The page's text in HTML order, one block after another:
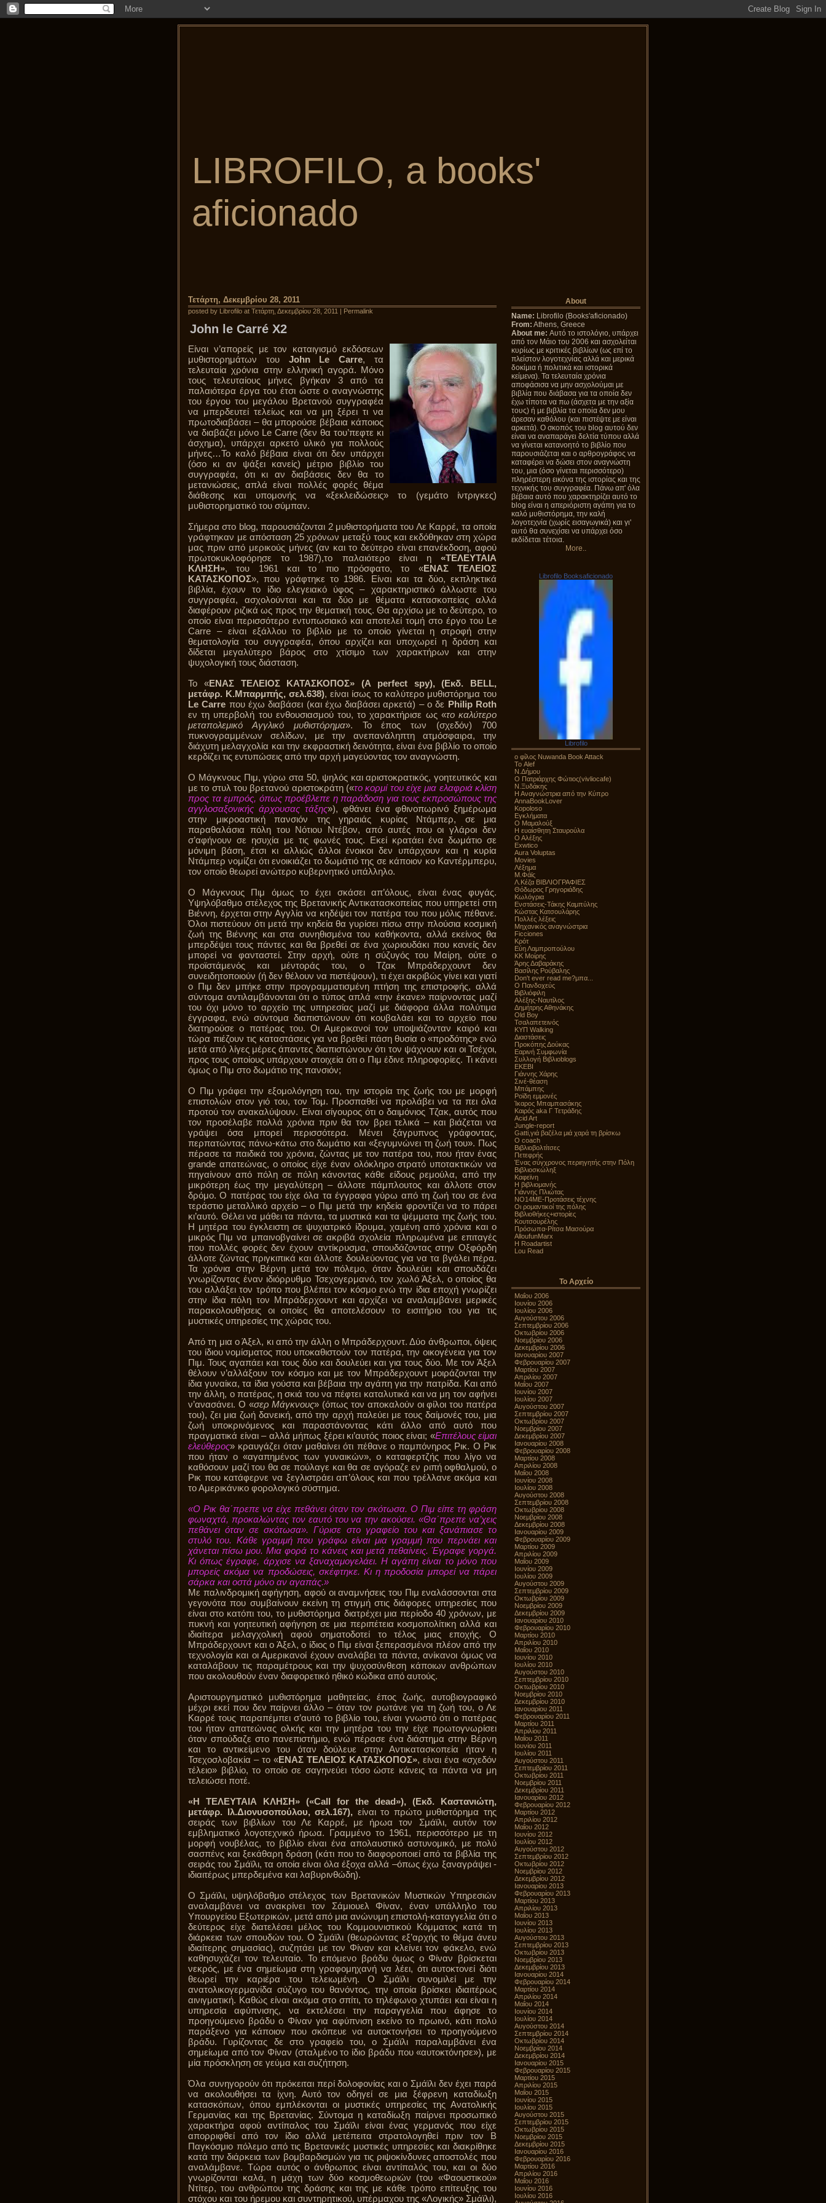
LIBROFILO, a books'
aficionado
About
Name: Librofilo (Books'aficionado)
From: Athens, Greece
About me: Αυτό το ιστολόγιο, υπάρχει
από τον Μάιο του 2006 και ασχολείται
κυρίως με κριτικές βιβλίων (ως επί το
πλείστον λογοτεχνίας αλλά και μερικά
δοκίμια ή πολιτικά και ιστορικά
κείμενα). Τα τελευταία χρόνια
αποφάσισα να μην ασχολούμαι με
βιβλία που διάβασα για τα οποία δεν
έχω τίποτα να πω (άσχετα με την αξία
τους) ή με βιβλία τα οποία δεν μου
άρεσαν καθόλου (και πιστέψτε με είναι
αρκετά). Ο σκοπός του blog αυτού δεν
είναι να αναπαράγει δελτία τύπου αλλά
να γίνεται κατανοητό το βιβλίο που
παρουσιάζεται και ο αρθρογράφος να
καταφέρει να δώσει στον αναγνώστη
του, μια (όσο γίνεται περισσότερο)
πληρέστερη εικόνα της ιστορίας και της
τεχνικής του συγγραφέα. Πάνω απ' όλα
βέβαια αυτό που χαρακτηρίζει αυτό το
blog είναι η απεριόριστη αγάπη για το
καλό μυθιστόρημα, την καλή
λογοτεχνία (χωρίς εισαγωγικά) και γι'
αυτό θα συνεχίσει να υπάρχει όσο
εκδίδεται τέτοια.
More..
Librofilo Booksaficionado
Librofilo
ο φίλος Nuwanda Book Attack
Το Alef
Ν.Δήμου
Ο Πατριάρχης Φώτιος(vivliocafe)
Ν.Ξυδάκης
Η Αναγνώστρια από την Κύπρο
AnnaBookLover
Kopoloso
Εγκλήματα
Ο Μαμαλούξ
Η ευαίσθητη Σταυρούλα
Ο Αλέξης
Exwtico
Aura Voluptas
Movies
Λέξημα
Μ.Φάϊς
Λ.Κέζα ΒΙΒΛΙΟΓΡΑΦΙΕΣ
Θόδωρος Γρηγοριάδης
Κωλόγρια
Ενστάσεις-Τάκης Καμπύλης
Κώστας Κατσουλάρης
Πολλές λέξεις
Μηχανικός αναγνώστρια
Ficciones
Κρότ
Εύη Λαμπροπούλου
ΚΚ Μοίρης
Άρης Δαβαράκης
Βασίλης Ρούβαλης
Don't ever read me?μπα...
Ο Πανδοχεύς
Βιβλιόφιλη
Αλέξης-Ναυτίλος
Δημήτρης Αθηνάκης
Old Boy
Τσαλαπετεινός
ΚΥΠ Walking
Διαστάσεις
Προκόπης Δούκας
Εαρινή Συμφωνία
Συλλογή Βιβλιοblogs
ΕΚΕΒΙ
Γιάννης Χάρης
Σινέ-θέαση
Μπάμπης
Ροϊδη εμμονές
Ίκαρος Μπαμπασάκης
Καιρός aka Γ Τετράδης
Acid Art
Jungle-report
Gatti,γιά βαζέλα μιά χαρά τη βρίσκω
Ο coach
Βιβλιοβολτίτσες
Πετεφρής
Ένας σύγχρονος περιηγητής στην Πόλη
Βιβλιοσκώληξ
Καφεϊνη
Η βιβλιομανής
Γιάννης Πλιώτας
NO14ME-Προτάσεις τέχνης
Οι ρομαντικοί της πόλης
Βιβλιοθήκες+ιστορίες
Κουτσουρέλης
Πρόσωπα-Ρίτσα Μασούρα
AlloufunMarx
Η Roadartist
Lou Read
Το Αρχείο
Μαΐου 2006
Ιουνίου 2006
Ιουλίου 2006
Αυγούστου 2006
Σεπτεμβρίου 2006
Οκτωβρίου 2006
Νοεμβρίου 2006
Δεκεμβρίου 2006
Ιανουαρίου 2007
Φεβρουαρίου 2007
Μαρτίου 2007
Απριλίου 2007
Μαΐου 2007
Ιουνίου 2007
Ιουλίου 2007
Αυγούστου 2007
Σεπτεμβρίου 2007
Οκτωβρίου 2007
Νοεμβρίου 2007
Δεκεμβρίου 2007
Ιανουαρίου 2008
Φεβρουαρίου 2008
Μαρτίου 2008
Απριλίου 2008
Μαΐου 2008
Ιουνίου 2008
Ιουλίου 2008
Αυγούστου 2008
Σεπτεμβρίου 2008
Οκτωβρίου 2008
Νοεμβρίου 2008
Δεκεμβρίου 2008
Ιανουαρίου 2009
Φεβρουαρίου 2009
Μαρτίου 2009
Απριλίου 2009
Μαΐου 2009
Ιουνίου 2009
Ιουλίου 2009
Αυγούστου 2009
Σεπτεμβρίου 2009
Οκτωβρίου 2009
Νοεμβρίου 2009
Δεκεμβρίου 2009
Ιανουαρίου 2010
Φεβρουαρίου 2010
Μαρτίου 2010
Απριλίου 2010
Μαΐου 2010
Ιουνίου 2010
Ιουλίου 2010
Αυγούστου 2010
Σεπτεμβρίου 2010
Οκτωβρίου 2010
Νοεμβρίου 2010
Δεκεμβρίου 2010
Ιανουαρίου 2011
Φεβρουαρίου 2011
Μαρτίου 2011
Απριλίου 2011
Μαΐου 2011
Ιουνίου 2011
Ιουλίου 2011
Αυγούστου 2011
Σεπτεμβρίου 2011
Οκτωβρίου 2011
Νοεμβρίου 2011
Δεκεμβρίου 2011
Ιανουαρίου 2012
Φεβρουαρίου 2012
Μαρτίου 2012
Απριλίου 2012
Μαΐου 2012
Ιουνίου 2012
Ιουλίου 2012
Αυγούστου 2012
Σεπτεμβρίου 2012
Οκτωβρίου 2012
Νοεμβρίου 2012
Δεκεμβρίου 2012
Ιανουαρίου 2013
Φεβρουαρίου 2013
Μαρτίου 2013
Απριλίου 2013
Μαΐου 2013
Ιουνίου 2013
Ιουλίου 2013
Αυγούστου 2013
Σεπτεμβρίου 2013
Οκτωβρίου 2013
Νοεμβρίου 2013
Δεκεμβρίου 2013
Ιανουαρίου 2014
Φεβρουαρίου 2014
Μαρτίου 2014
Απριλίου 2014
Μαΐου 2014
Ιουνίου 2014
Ιουλίου 2014
Αυγούστου 2014
Σεπτεμβρίου 2014
Οκτωβρίου 2014
Νοεμβρίου 2014
Δεκεμβρίου 2014
Ιανουαρίου 2015
Φεβρουαρίου 2015
Μαρτίου 2015
Απριλίου 2015
Μαΐου 2015
Ιουνίου 2015
Ιουλίου 2015
Αυγούστου 2015
Σεπτεμβρίου 2015
Οκτωβρίου 2015
Νοεμβρίου 2015
Δεκεμβρίου 2015
Ιανουαρίου 2016
Φεβρουαρίου 2016
Μαρτίου 2016
Απριλίου 2016
Μαΐου 2016
Ιουνίου 2016
Ιουλίου 2016
Τετάρτη, Δεκεμβρίου 28, 2011
posted by Librofilo at Τετάρτη, Δεκεμβρίου 28, 2011 | Permalink
John le Carré X2
Είναι ν’απορείς με τον καταιγισμό εκδόσεων
μυθιστορημάτων του John Le Carre, τα
τελευταία χρόνια στην ελληνική αγορά. Μόνο
τους τελευταίους μήνες βγήκαν 3 από τα
παλαιότερα έργα του έτσι ώστε ο αναγνώστης
του έργου του μεγάλου Βρετανού συγγραφέα
να μπερδευτεί τελείως και να μη ξέρει τι να
πρωτοδιαβάσει – θα μπορούσε βέβαια κάποιος
να διαβάζει μόνο Le Carre (δεν θα του’πεφτε κι
άσχημα), υπάρχει αρκετό υλικό για πολλούς
μήνες…Το καλό βέβαια είναι ότι δεν υπάρχει
(όσο κι αν ψάξει κανείς) μέτριο βιβλίο του
συγγραφέα, ότι κι αν διαβάσεις δεν θα το
μετανιώσεις, απλά είναι πολλές φορές θέμα
διάθεσης και υπομονής να «ξεκλειδώσεις» το (γεμάτο ίντριγκες)
μυθιστορηματικό του σύμπαν.
Σήμερα στο blog, παρουσιάζονται 2 μυθιστορήματα του Λε Καρρέ, τα οποία
γράφτηκαν με απόσταση 25 χρόνων μεταξύ τους και εκδόθηκαν στη χώρα
μας πριν από μερικούς μήνες (αν και το δεύτερο είναι επανέκδοση, αφού
πρωτοκυκλοφόρησε το 1987),το παλαιότερο είναι η «ΤΕΛΕΥΤΑΙΑ
ΚΛΗΣΗ», του 1961 και το πιο πρόσφατο, το «ΕΝΑΣ ΤΕΛΕΙΟΣ
ΚΑΤΑΣΚΟΠΟΣ», που γράφτηκε το 1986. Είναι και τα δύο, εκπληκτικά
βιβλία, έχουν το ίδιο ελεγειακό ύφος – χαρακτηριστικό άλλωστε του
συγγραφέα, ασχολούνται και τα δύο με θέματα κατασκοπείας αλλά
διαφέρουν ριζικά ως προς την θεματική τους. Θα αρχίσω με το δεύτερο, το
οποίο είναι περισσότερο εντυπωσιακό και αποτελεί τομή στο έργο του Le
Carre – είναι εξάλλου το βιβλίο με το οποίο γίνεται η στροφή στην
θεματολογία του συγγραφέα, όπου αρχίζει και υποχωρεί η δράση και
δίδεται μεγαλύτερο βάρος στο χτίσιμο των χαρακτήρων και στην
ψυχολογική τους διάσταση.
Το «ΕΝΑΣ ΤΕΛΕΙΟΣ ΚΑΤΑΣΚΟΠΟΣ» (A perfect spy), (Εκδ. BELL,
μετάφρ. Κ.Μπαρμπής, σελ.638), είναι ίσως το καλύτερο μυθιστόρημα του
Le Carre που έχω διαβάσει (και έχω διαβάσει αρκετά) – ο δε Philip Roth
εν τη υπερβολή του ενθουσιασμού του, το χαρακτήρισε ως «το καλύτερο
μεταπολεμικό Αγγλικό μυθιστόρημα». Το έπος των (σχεδόν) 700
πυκνογραμμένων σελίδων, με την ανεπανάληπτη ατμόσφαιρα, την
διάχυτη μελαγχολία και την εκφραστική δεινότητα, είναι ένα βιβλίο το οποίο
κερδίζει τις εντυπώσεις από την αρχή μαγεύοντας τον αναγνώστη.
Ο Μάγκνους Πιμ, γύρω στα 50, ψηλός και αριστοκρατικός, γοητευτικός και
με το στυλ του βρετανού αριστοκράτη («το κορμί του είχε μια ελαφριά κλίση
προς τα εμπρός, όπως προέβλεπε η παράδοση για τους εκπροσώπους της
αγγλοσαξονικής άρχουσας τάξης»), φθάνει ένα φθινοπωρινό ξημέρωμα
στην μικροαστική πανσιόν της γηραιάς κυρίας Ντάμπερ, σε μια
παραθαλάσια πόλη του Νότιου Ντέβον, από αυτές που οι γλάροι δεν
σ’αφήνουν σε ησυχία με τις φωνές τους. Εκεί κρατάει ένα δωμάτιο σε
μόνιμη βάση, έτσι κι αλλιώς άλλοι ένοικοι δεν υπάρχουν και η κυρία
Ντάμπερ νομίζει ότι ενοικιάζει το δωμάτιό της σε κάποιον κο Καντέρμπερυ,
τον οποίο θεωρεί ανώτερο κυβερνητικό υπάλληλο.
Ο Μάγκνους Πιμ όμως το έχει σκάσει απ’όλους, είναι ένας φυγάς.
Υψηλόβαθμο στέλεχος της Βρετανικής Αντικατασκοπείας που υπηρετεί στη
Βιέννη, έρχεται στην Αγγλία να κηδέψει τον πατέρα του που μόλις πέθανε.
Όλοι πιστεύουν ότι μετά την κηδεία θα γυρίσει πίσω στην πλούσια κοσμική
ζωή της Βιέννης και στα συνηθισμένα του καθήκοντα, αλλά εκείνος θα
μπερδέψει τους πάντες και θα βρεθεί σε ένα χωριουδάκι που κανείς δεν
μπορεί να φανταστεί. Στην αρχή, ούτε η σύζυγός του Μαίρη, ούτε ο
προϊστάμενός και μέντοράς του, ο Τζακ Μπράδερχουντ δεν
συνειδητοποιούν (ή δεν θέλουν να πιστέψουν), τι έχει ακριβώς γίνει και γιατί
ο Πιμ δεν μπήκε στην προγραμματισμένη πτήση της επιστροφής, αλλά
σύντομα αντιλαμβάνονται ότι ο τύπος απλά «την έκανε» παίρνοντας μαζί
του όχι μόνο το αρχείο της υπηρεσίας μαζί με διάφορα άλλα πολύτιμα
έγγραφα, ενώ σύντομα διαπιστώνουν ότι κουβαλάει και το αρχείο που
διατηρούσε ο πατέρας του. Οι Αμερικανοί τον υποψιάζονταν καιρό και
τώρα πιέζουν τις καταστάσεις για να βρεθεί πάση θυσία ο «προδότης» ενώ
μετά από λίγες μέρες άπαντες διαπιστώνουν ότι τον ψάχνουν και οι Τσέχοι,
προς τους οποίους υπάρχουν στοιχεία ότι ο Πιμ έδινε πληροφορίες. Τι κάνει
όμως ο Πιμ στο δωμάτιο της πανσιόν;
Ο Πιμ γράφει την εξομολόγηση του, την ιστορία της ζωής του με μορφή
επιστολών στον γιό του, τον Τομ. Προσπαθεί να προλάβει να τα πει όλα
προτού τον ανακαλύψουν. Είναι σίγουρος ότι ο δαιμόνιος Τζακ, αυτός που
τον προσέλαβε πολλά χρόνια πριν θα τον βρει τελικά – και βιάζεται να
γράψει όσα μπορεί περισσότερα. Μένει ξάγρυπνος γράφοντας,
περπατώντας πάνω-κάτω στο δωμάτιο και «ξεγυμνώνει τη ζωή του». Πως
πέρασε τα παιδικά του χρόνια, ζώντας με τον πατέρα του, που ήταν ένας
grande απατεώνας, ο οποίος είχε έναν ολόκληρο στρατό υποτακτικών να
πηγαίνουν από πόλη σε πόλη κάνοντας κάθε είδους ρεμούλα, από την
μικρότερη έως την μεγαλύτερη – άλλοτε πάμπλουτος και άλλοτε στον
δρόμο. Ο πατέρας του είχε όλα τα έγγραφα γύρω από τη ζωή του σε ένα
τεράστιο μεταλλικό αρχείο – ο Πιμ μετά την κηδεία φροντίζει να το πάρει
κι’αυτό. Θέλει να μάθει τα πάντα, τα μυστικά και τα ψέμματα της ζωής του.
Η μητέρα του έγκλειστη σε ψυχιατρικό ίδρυμα, χαμένη από χρόνια και ο
μικρός Πιμ να μπαινοβγαίνει σε ακριβά σχολεία πληρωμένα με επιταγές
που πολλές φορές δεν έχουν αντίκρυσμα, σπουδάζοντας στην Οξφόρδη
άλλοτε ζώντας πριγκιπικά και άλλοτε δουλεύοντας για να τα βγάλει πέρα.
Τα χρόνια στην Βέρνη μετά τον πόλεμο, όταν δουλεύει και σπουδάζει
γνωρίζοντας έναν ιδιόρρυθμο Τσεχογερμανό, τον χωλό Άξελ, ο οποίος θα
του αλλάξει τον τρόπο που βλέπει τον κόσμο ενώ την ίδια εποχή γνωρίζει
στην ίδια πόλη τον Μπράδερχουντ και αρχίζει να αναλαμβάνει μερικές
παρακολουθήσεις οι οποίες θα αποτελέσουν το εισιτήριο του για τις
μυστικές υπηρεσίες της χώρας του.
Από τη μια ο Άξελ, κι από την άλλη ο Μπράδερχουντ. Δύο άνθρωποι, όψεις
του ίδιου νομίσματος που υποκαθιστούν τον πατέρα, την οικογένεια για τον
Πιμ. Τους αγαπάει και τους δύο και δουλεύει και για τους δύο. Με τον Άξελ
θέλουν ν’αλλάξουν τον κόσμο και με τον Μπράδερχουντ μοιράζονται την
ίδια γυναίκα, τα ίδια γούστα και βέβαια την αγάπη για την πατρίδα. Και από
την άλλη, ο πατέρας, η σκιά του να πέφτει καταλυτικά και να μη τον αφήνει
ν’ανασάνει. Ο «σερ Μάγκνους» (όπως τον αποκαλούν οι φίλοι του πατέρα
του), ζει μια ζωή δανεική, από την αρχή παλεύει με τους δαίμονές του, μια
ζωή υποκρινόμενος και παραστάνοντας κάτι άλλο από αυτό που
πραγματικά είναι – αλλά μήπως ξέρει κι’αυτός ποιος είναι; «Επιτέλους είμαι
ελεύθερος» κραυγάζει όταν μαθαίνει ότι πέθανε ο παμπόνηρος Ρικ. Ο Ρικ
που ήταν ο «αγαπημένος των γυναικών», ο καταφερτζής που λίγο να
καθόσουν μαζί του θα σε πούλαγε και θα σε αγόραζε εν ριπή οφθαλμού, ο
Ρικ που κατάφερνε να ξεγλιστράει απ’όλους και που τρέλλανε ακόμα και
το Αμερικάνικο φορολογικό σύστημα.
«Ο Ρικ θα΄πρεπε να είχε πεθάνει όταν τον σκότωσα. Ο Πιμ είπε τη φράση
φωναχτά, προκαλώντας τον εαυτό του να την ακούσει. «Θα΄πρεπε να’χεις
πεθάνει όταν σε σκότωσα». Γύρισε στο γραφείο του και ξανάπιασε το
στυλό του. Κάθε γραμμή που γράφω είναι μια γραμμή που περνάει και
χάνεται πίσω μου. Μια φορά το κάνεις και μετά πεθαίνεις. Έγραφε γοργά.
Κι όπως έγραφε, άρχισε να ξαναχαμογελάει. Η αγάπη είναι το μόνο που
μπορείς ακόμα να προδώσεις, σκέφτηκε. Κι η προδοσία μπορεί να πάρει
σάρκα και οστά μόνο αν αγαπάς.»
Με παλινδρομική αφήγηση, αφού οι αναμνήσεις του Πιμ εναλάσσονται στα
γεγονότα που συμβαίνουν εκείνη τη στιγμή στις διάφορες υπηρεσίες που
είναι στο κατόπι του, το μυθιστόρημα διατρέχει μια περίοδο 40 χρόνων, με
πυκνή και γοητευτική αφήγηση σε μια περιπέτεια κοσμοπολίτικη αλλά και
ιδιαίτερα μελαγχολική αφού σηματοδοτεί το τέλος μιας εποχής. Ο
Μπράδερχουντ και ο Άξελ, ο ίδιος ο Πιμ είναι ξεπερασμένοι πλέον από την
τεχνολογία και οι Αμερικανοί έχουν αναλάβει τα πάντα, ανίκανοι όμως να
καταλάβουν τις παραμέτρους και την ψυχοσύνθεση κάποιων ανθρώπων
που ακολουθούν έναν διαφορετικό ηθικό κώδικα από αυτούς.
Αριστουργηματικό μυθιστόρημα μαθητείας, έπος ζωής, αυτοβιογραφικό
μέχρι εκεί που δεν παίρνει άλλο – όταν τον ρωτάνε για τη ζωή του, ο Λε
Καρρέ τους παραπέμπει σ’αυτό το βιβλίο του, είναι γνωστό ότι ο πατέρας
του ήταν απατεώνας ολκής και την μητέρα του την είχε πρωτογνωρίσει
όταν σπούδαζε στο πανεπιστήμιο, ενώ πέρασε ένα διάστημα στην Βέρνη
και το αντικείμενο του όταν δούλευε στην Αντικατασκοπεία ήταν η
Τσεχοσλοβακία – το «ΕΝΑΣ ΤΕΛΕΙΟΣ ΚΑΤΑΣΚΟΠΟΣ», είναι ένα «σχεδόν
τέλειο» βιβλίο, το οποίο σε σαγηνεύει τόσο ώστε κάνεις τα πάντα να μη
τελειώσει ποτέ.
«Η ΤΕΛΕΥΤΑΙΑ ΚΛΗΣΗ» («Call for the dead»), (Εκδ. Καστανιώτη,
μετάφρ. Ιλ.Διονυσοπούλου, σελ.167), είναι το πρώτο μυθιστόρημα της
σειράς των βιβλίων του Λε Καρρέ, με ήρωα τον Σμάϊλι, αυτόν τον
εμβληματικό λογοτεχνικό ήρωα. Γραμμένο το 1961, περισσότερο με τη
μορφή νουβέλας, το βιβλίο είναι ένα απολαυστικό αστυνομικό, με πολύ
σασπένς και ξεκάθαρη δράση (κάτι που το διαφοροποιεί από τα βιβλία της
σειράς του Σμάϊλι, τα οποία είναι όλα έξοχα αλλά –όπως έχω ξαναγράψει -
ιδιαιτέρως μπερδεμένα και λαβυρινθώδη).
Ο Σμάϊλι, υψηλόβαθμο στέλεχος των Βρετανικών Μυστικών Υπηρεσιών
αναλαμβάνει να ανακρίνει τον Σάμιουελ Φίναν, έναν υπάλληλο του
Υπουργείου Εξωτερικών, μετά από μια ανώνυμη επιστολή-καταγγελία ότι ο
δεύτερος είχε διατελέσει μέλος του Κομμουνιστικού Κόμματος κατά τη
διάρκεια των σπουδών του. Ο Σμάϊλι (θεωρώντας εξ’αρχής το θέμα άνευ
ιδιαίτερης σημασίας), συζητάει με τον Φίναν και κλείνει τον φάκελο, ενώ
καθησυχάζει τον τελευταίο. Το επόμενο βράδυ όμως ο Φίναν βρίσκεται
νεκρός, με ένα σημείωμα στη γραφομηχανή να λέει, ότι αυτοκτονεί διότι
θεωρεί την καριέρα του τελειωμένη. Ο Σμάϊλι συνομιλεί με την
ανατολικογερμανίδα σύζυγο του θανόντος, την οποία βρίσκει ιδιαιτέρως
αινιγματική. Καθώς είναι ακόμα στο σπίτι, το τηλέφωνο χτυπάει και είναι η
υπηρεσία αφύπνισης, να εκτελέσει την παραγγελία που άφησε το
προηγούμενο βράδυ ο Φίναν για αφύπνιση εκείνο το πρωινό, κάτι πολύ
παράξενο για κάποιον που σκόπευε να αυτοκτονήσει το προηγούμενο
βράδυ. Γυρίζοντας δε στο γραφείο του, ο Σμάϊλι παραλαμβάνει ένα
σημείωμα από τον Φίναν (σταλμένο το ίδιο βράδυ που «αυτοκτόνησε»), με
μία πρόσκληση σε γεύμα και συζήτηση.
Όλα συνηγορούν ότι πρόκειται περί δολοφονίας και ο Σμάϊλι δεν έχει παρά
να ακολουθήσει τα ίχνη. Αυτό τον οδηγεί σε μια ξέφρενη καταδίωξη
κατασκόπων, όπου εμπλέκονται οι μυστικές υπηρεσίες της Ανατολικής
Γερμανίας και της Βρετανίας. Σύντομα η καταδίωξη παίρνει προσωπικό
χαρακτήρα αφού αντίπαλος του Σμάϊλι είναι ένας γερμανός που είχε
απορριφθεί από τον ίδιο αλλά μετέπειτα στρατολογηθεί πριν τον Β
Παγκόσμιο πόλεμο από τις Βρετανικές μυστικές υπηρεσίες και διακρίθηκε
κατά την διάρκεια των βομβαρδισμών για τις ριψοκίνδυνες αποστολές που
αναλάμβανε. Τώρα αυτός ο άνθρωπος είναι αντίπαλός του, και οι δύο
γνωρίζονται καλά, η μάχη των δύο κοσμοθεωριών (του «Φαουστικού»
Ντίτερ, του ανθρώπου της δράσης και της με κάθε τρόπο επίτευξης του
στόχου και του ήρεμου και συντηρητικού, υπέρμαχου της «Λογικής» Σμάϊλι),